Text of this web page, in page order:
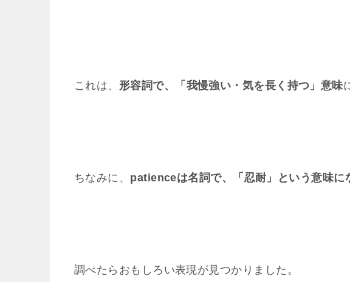
これは、 形容詞で、「我慢強い・気を長く持つ」意味
ちなみに、 patienceは名詞で、「忍耐」という意味に
調べたらおもしろい表現が見つかりました。